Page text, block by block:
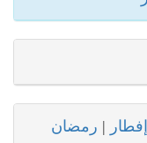
| رمضان